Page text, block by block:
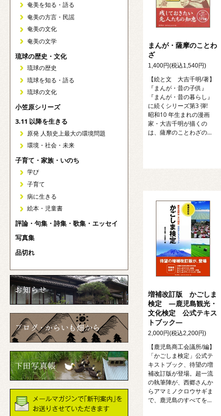
まんが・薩摩のことわ
ざ
1,400円(税込1,540円)
【絵と文 大吉千明/著】
『まんが・昔の子供』
『まんが・昔の暮らし』
に続くシリーズ第3 弾!
昭和10 年生まれの漫画
家・大吉千明が描くの
は、薩摩のことわざの...
増補改訂版 かごしま
検定 ―鹿児島観光・
文化検定 公式テキス
トブック―
2,000円(税込2,200円)
【鹿児島商工会議所/編】
「かごしま検定」公式テ
キストブック、待望の増
補改訂版が登場。超一流
の執筆陣が、西郷さんか
らアマミノクロウサギま
で、鹿児島のすべてを...
奄美を知る・語る
奄美の方言・民謡
奄美の文化
奄美の文学
琉球の歴史・文化
琉球の歴史
琉球を知る・語る
琉球の文化
小笠原シリーズ
3.11 以降を生きる
原発 人類史上最大の環境問題
環境・社会・未来
子育て・家族・いのち
学び
子育て
病に生きる
絵本・児童書
評論・句集・詩集・歌集・エッセイ
写真集
品切れ